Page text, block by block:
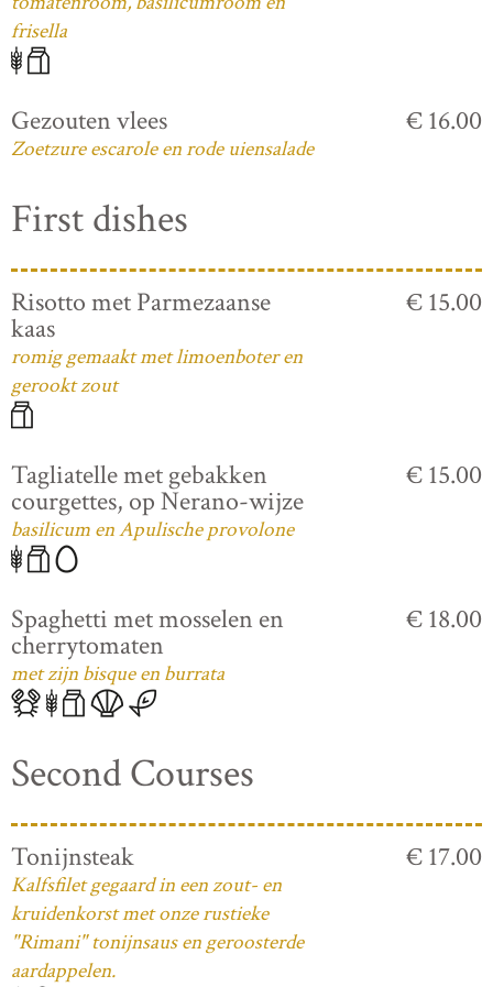
frisella
Gezouten vlees
Zoetzure escarole en rode uiensalade
€ 16.00
First dishes
Risotto met Parmezaanse
kaas
romig gemaakt met limoenboter en
gerookt zout
€ 15.00
Tagliatelle met gebakken
courgettes, op Nerano-wijze
basilicum en Apulische provolone
€ 15.00
Spaghetti met mosselen en
cherrytomaten
met zijn bisque en burrata
€ 18.00
Second Courses
Tonijnsteak
Kalfsfilet gegaard in een zout- en
kruidenkorst met onze rustieke
"Rimani" tonijnsaus en geroosterde
aardappelen.
€ 17.00